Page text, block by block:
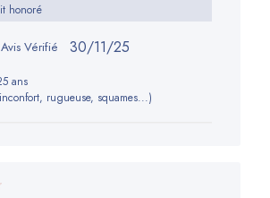
honoré
Avis Vérifié
Date
publication
30/11/25
ans
rugueuse, squames...)